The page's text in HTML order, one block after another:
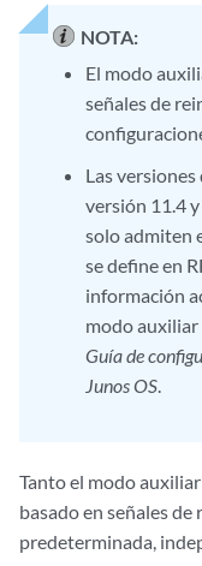
NOTA:
El modo
señales de
Las
versión 11.4
solo admiten
se define en
información
modo auxiliar
Guía de
Junos OS.
Tanto el modo
basado en señales
predeterminada,